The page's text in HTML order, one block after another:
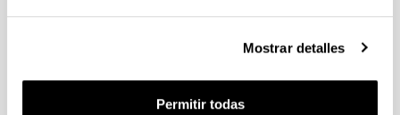
Mostrar detalles
Permitir todas